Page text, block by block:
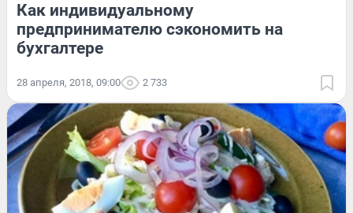
Как индивидуальному
предпринимателю сэкономить на
бухгалтере
28 апреля, 2018, 09:00 2 733